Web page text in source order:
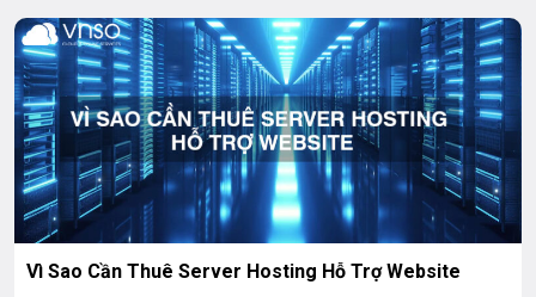
Vì Sao Cần Thuê Server Hosting Hỗ Trợ Website